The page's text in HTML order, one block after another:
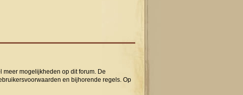
mogelijkheden op dit forum. De
en bijhorende regels. Op